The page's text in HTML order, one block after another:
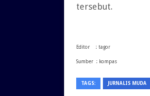
tersebut.
Editor : tagor
Sumber : kompas
TAGS: JURNALIS MUDA